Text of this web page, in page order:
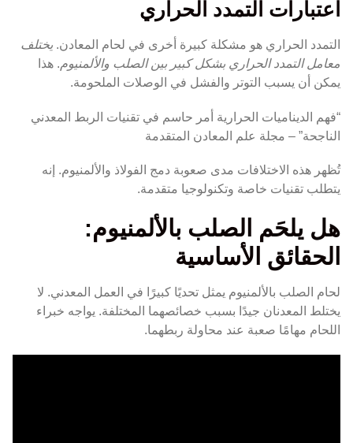
اعتبارات التمدد الحراري
التمدد الحراري هو مشكلة كبيرة أخرى في لحام المعادن. يختلف
معامل التمدد الحراري بشكل كبير بين الصلب والألمنيوم. هذا
يمكن أن يسبب التوتر والفشل في الوصلات الملحومة.
“فهم الديناميات الحرارية أمر حاسم في تقنيات الربط المعدني
الناجحة” – مجلة علم المعادن المتقدمة
تُظهر هذه الاختلافات مدى صعوبة دمج الفولاذ والألمنيوم. إنه
يتطلب تقنيات خاصة وتكنولوجيا متقدمة.
هل يلحَم الصلب بالألمنيوم:
الحقائق الأساسية
لحام الصلب بالألمنيوم يمثل تحديًا كبيرًا في العمل المعدني. لا
يختلط المعدنان جيدًا بسبب خصائصهما المختلفة. يواجه خبراء
اللحام مهامًا صعبة عند محاولة ربطهما.